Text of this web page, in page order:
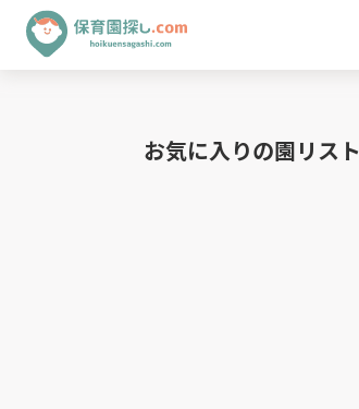
お気に入りの園リスト